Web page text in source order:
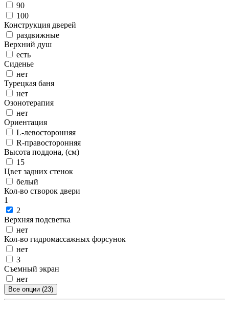
90
100
Конструкция дверей
раздвижные
Верхний душ
есть
Сиденье
нет
Турецкая баня
нет
Озонотерапия
нет
Ориентация
L-левосторонняя
R-правосторонняя
Высота поддона, (см)
15
Цвет задних стенок
белый
Кол-во створок двери
1
2
Верхняя подсветка
нет
Кол-во гидромассажных форсунок
нет
3
Съемный экран
нет
Все опции (23)